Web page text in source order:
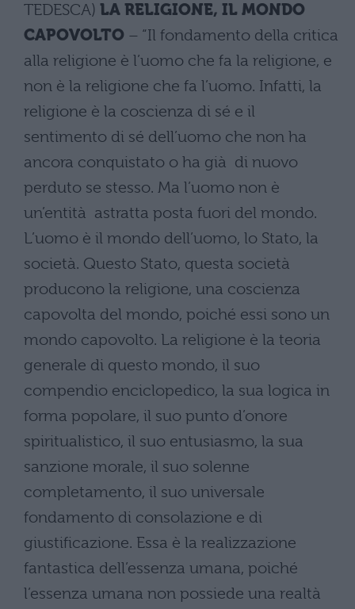
TEDESCA) LA RELIGIONE, IL MONDO
CAPOVOLTO – “Il fondamento della critica
alla religione è l’uomo che fa la religione, e
non è la religione che fa l’uomo. Infatti, la
religione è la coscienza di sé e il
sentimento di sé dell’uomo che non ha
ancora conquistato o ha già di nuovo
perduto se stesso. Ma l’uomo non è
un’entità astratta posta fuori del mondo.
L’uomo è il mondo dell’uomo, lo Stato, la
società. Questo Stato, questa società
producono la religione, una coscienza
capovolta del mondo, poiché essi sono un
mondo capovolto. La religione è la teoria
generale di questo mondo, il suo
compendio enciclopedico, la sua logica in
forma popolare, il suo punto d’onore
spiritualistico, il suo entusiasmo, la sua
sanzione morale, il suo solenne
completamento, il suo universale
fondamento di consolazione e di
giustificazione. Essa è la realizzazione
fantastica dell’essenza umana, poiché
l’essenza umana non possiede una realtà